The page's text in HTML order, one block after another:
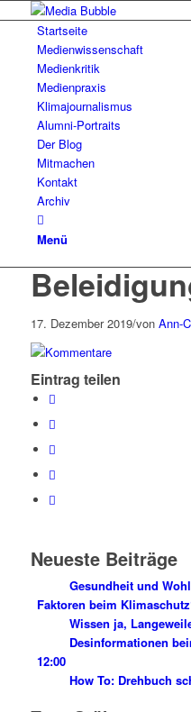
Startseite
Medienwissenschaft
Medienkritik
Medienpraxis
Klimajournalismus
Alumni-Portraits
Der Blog
Mitmachen
Kontakt
Archiv
Menü
17. Dezember 2019/von Ann-
Eintrag teilen
Neueste Beiträge
Gesundheit und
Faktoren beim
Wissen ja,
Desinformationen
12:00
How To: Drehbuch